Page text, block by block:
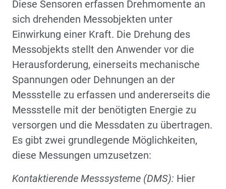
Diese Sensoren erfassen Drehmomente an
sich drehenden Messobjekten unter
Einwirkung einer Kraft. Die Drehung des
Messobjekts stellt den Anwender vor die
Herausforderung, einerseits mechanische
Spannungen oder Dehnungen an der
Messstelle zu erfassen und andererseits die
Messstelle mit der benötigten Energie zu
versorgen und die Messdaten zu übertragen.
Es gibt zwei grundlegende Möglichkeiten,
diese Messungen umzusetzen:
Kontaktierende Messsysteme (DMS): Hier